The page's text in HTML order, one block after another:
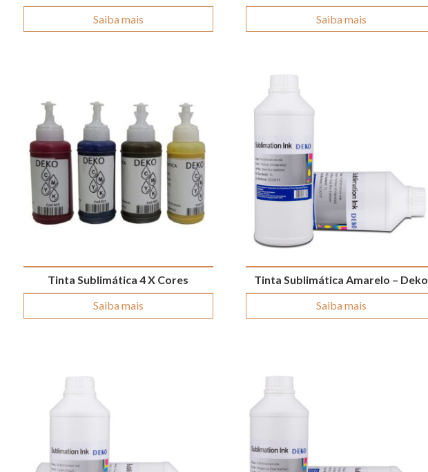
Saiba mais
Saiba mais
Tinta Sublimática 4 X Cores
Saiba mais
Tinta Sublimática Amarelo – Deko
Saiba mais